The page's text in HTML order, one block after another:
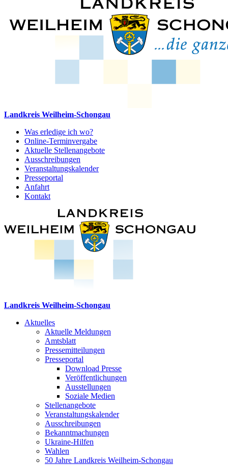
Landkreis Weilheim-Schongau
Was erledige ich wo?
Online-Terminvergabe
Aktuelle Stellenangebote
Ausschreibungen
Veranstaltungskalender
Presseportal
Anfahrt
Kontakt
Landkreis Weilheim-Schongau
Aktuelles
Aktuelle Meldungen
Amtsblatt
Pressemitteilungen
Presseportal
Download Presse
Veröffentlichungen
Ausstellungen
Soziale Medien
Stellenangebote
Veranstaltungskalender
Ausschreibungen
Bekanntmachungen
Ukraine-Hilfen
Wahlen
50 Jahre Landkreis Weilheim-Schongau